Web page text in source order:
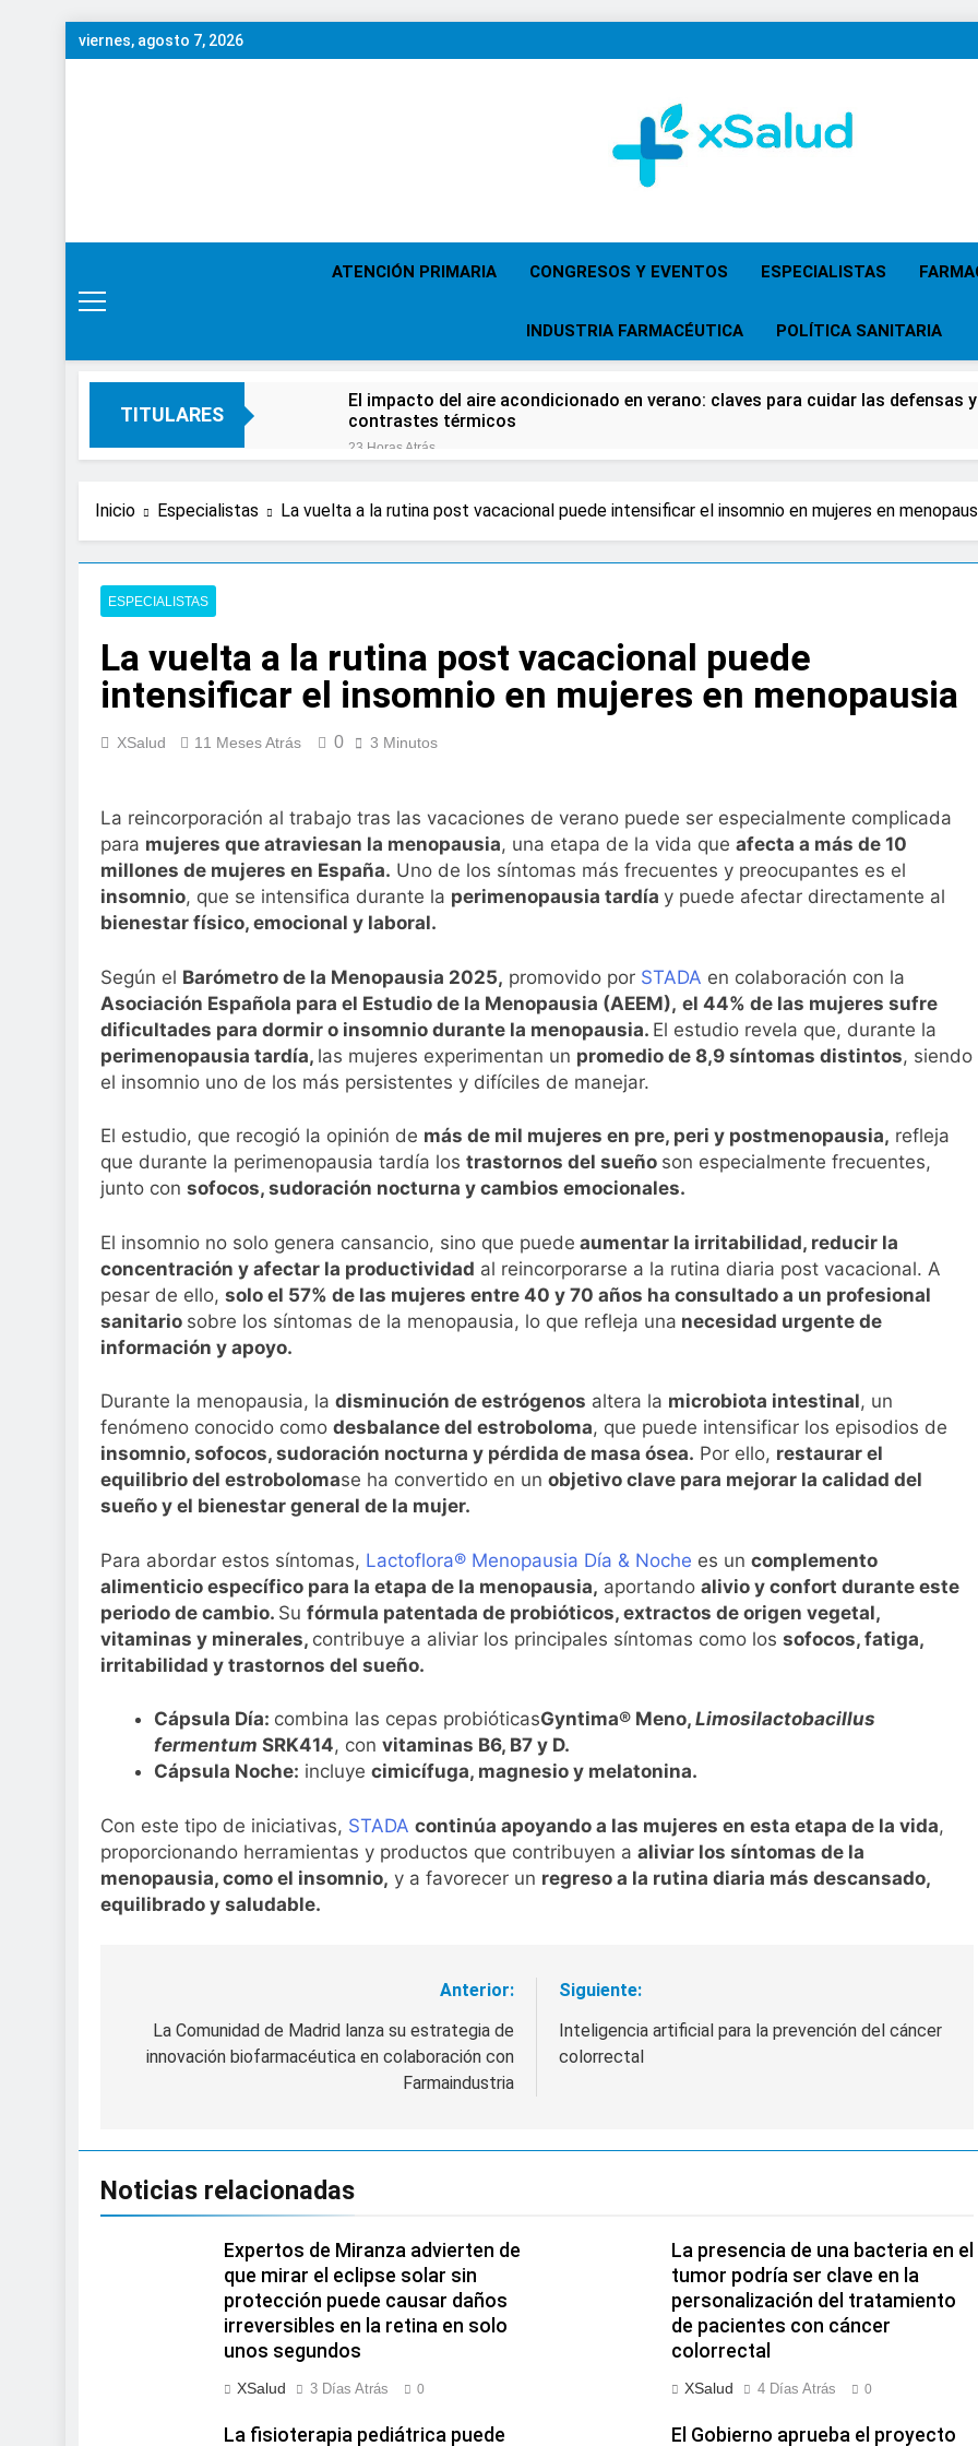
Saltar
al
viernes, agosto 7, 2026
XSalud
ATENCIÓN PRIMARIA CONGRESOS Y EVENTOS ESPECIALISTAS
INDUSTRIA FARMACÉUTICA POLÍTICA SANITARIA
TITULARES
El impacto del aire acondicionado en verano: claves para cuidar las
contrastes térmicos
23 Horas Atrás
Expertos de Miranza advierten de que mirar el eclipse solar sin protección
solo unos segundos
La presencia de una bacteria en el tumor podría ser clave en la
4 Días Atrás
ISDIN promueve la importancia de la fotoprotección entre los más pequeños
Minions
La fisioterapia pediátrica puede ayudar a aliviar el malestar asociado al
Aprobado el proyecto de ley del tabaco que amplía los espacios sin humo a
libre
2 Semanas Atrás
El Gobierno aprueba el proyecto de ley del medicamento: más sostenibilidad,
para el SNS
2 Semanas Atrás
La fiebre del running llega al verano: por qué el magnesio es clave para el
2 Semanas Atrás
Sanidad publica el primer análisis nacional sobre la situación de las TCAE en
3 Semanas Atrás
Inicio Especialistas La vuelta a la rutina post vacacional puede intensificar el insomnio en mujeres en
ESPECIALISTAS
La vuelta a la rutina post vacacional puede
intensificar el insomnio en mujeres en menopausia
XSalud 11 Meses Atrás 0 3 Minutos
La reincorporación al trabajo tras las vacaciones de verano puede ser especialmente complicada
para mujeres que atraviesan la menopausia, una etapa de la vida que afecta a más de 10
millones de mujeres en España. Uno de los síntomas más frecuentes y preocupantes es el
insomnio, que se intensifica durante la perimenopausia tardía y puede afectar directamente al
bienestar físico, emocional y laboral.
Según el Barómetro de la Menopausia 2025, promovido por STADA en colaboración con la
Asociación Española para el Estudio de la Menopausia (AEEM), el 44% de las mujeres sufre
dificultades para dormir o insomnio durante la menopausia. El estudio revela que, durante la
perimenopausia tardía, las mujeres experimentan un promedio de 8,9 síntomas distintos, siendo
el insomnio uno de los más persistentes y difíciles de manejar.
El estudio, que recogió la opinión de más de mil mujeres en pre, peri y postmenopausia, refleja
que durante la perimenopausia tardía los trastornos del sueño son especialmente frecuentes,
junto con sofocos, sudoración nocturna y cambios emocionales.
El insomnio no solo genera cansancio, sino que puede aumentar la irritabilidad, reducir la
concentración y afectar la productividad al reincorporarse a la rutina diaria post vacacional. A
pesar de ello, solo el 57% de las mujeres entre 40 y 70 años ha consultado a un profesional
sanitario sobre los síntomas de la menopausia, lo que refleja una necesidad urgente de
información y apoyo.
Durante la menopausia, la disminución de estrógenos altera la microbiota intestinal, un
fenómeno conocido como desbalance del estroboloma, que puede intensificar los episodios de
insomnio, sofocos, sudoración nocturna y pérdida de masa ósea. Por ello, restaurar el
equilibrio del estrobolomase ha convertido en un objetivo clave para mejorar la calidad del
sueño y el bienestar general de la mujer.
Para abordar estos síntomas, Lactoflora® Menopausia Día & Noche es un complemento
alimenticio específico para la etapa de la menopausia, aportando alivio y confort durante este
periodo de cambio. Su fórmula patentada de probióticos, extractos de origen vegetal,
vitaminas y minerales, contribuye a aliviar los principales síntomas como los sofocos, fatiga,
irritabilidad y trastornos del sueño.
Cápsula Día: combina las cepas probióticasGyntima® Meno, Limosilactobacillus
fermentum SRK414, con vitaminas B6, B7 y D.
Cápsula Noche: incluye cimicífuga, magnesio y melatonina.
Con este tipo de iniciativas, STADA continúa apoyando a las mujeres en esta etapa de la vida,
proporcionando herramientas y productos que contribuyen a aliviar los síntomas de la
menopausia, como el insomnio, y a favorecer un regreso a la rutina diaria más descansado,
equilibrado y saludable.
Anterior:
La Comunidad de Madrid lanza su estrategia de
innovación biofarmacéutica en colaboración con
Farmaindustria
Siguiente:
Inteligencia artificial para la prevención del cáncer
colorrectal
Noticias relacionadas
Expertos de Miranza advierten de
que mirar el eclipse solar sin
protección puede causar daños
irreversibles en la retina en solo
unos segundos
XSalud 3 Días Atrás 0
La presencia de una bacteria en el
tumor podría ser clave en la
personalización del tratamiento
de pacientes con cáncer
colorrectal
XSalud 4 Días Atrás 0
La fisioterapia pediátrica puede El Gobierno aprueba el proyecto